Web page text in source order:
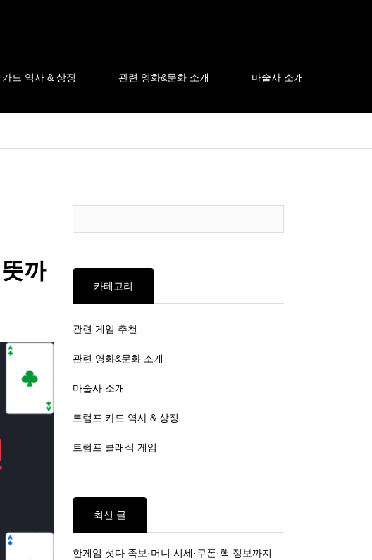
카드 역사 & 상징 관련 영화&문화 소개 마술사 소개
까
카테고리
관련 게임 추천
관련 영화&문화 소개
마술사 소개
트럼프 카드 역사 & 상징
트럼프 클래식 게임
최신 글
한게임 섯다 족보·머니 시세·쿠폰·핵 정보까지